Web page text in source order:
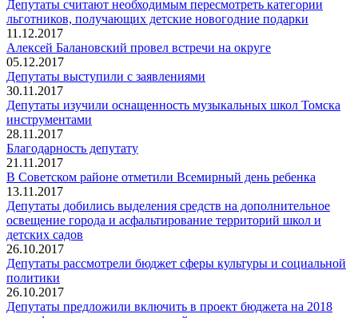
Депутаты считают необходимым пересмотреть категории
льготников, получающих детские новогодние подарки
11.12.2017
Алексей Балановский провел встречи на округе
05.12.2017
Депутаты выступили с заявлениями
30.11.2017
Депутаты изучили оснащенность музыкальных школ Томска
инструментами
28.11.2017
Благодарность депутату
21.11.2017
В Советском районе отметили Всемирный день ребенка
13.11.2017
Депутаты добились выделения средств на дополнительное
освещение города и асфальтирование территорий школ и
детских садов
26.10.2017
Депутаты рассмотрели бюджет сферы культуры и социальной
политики
26.10.2017
Депутаты предложили включить в проект бюджета на 2018